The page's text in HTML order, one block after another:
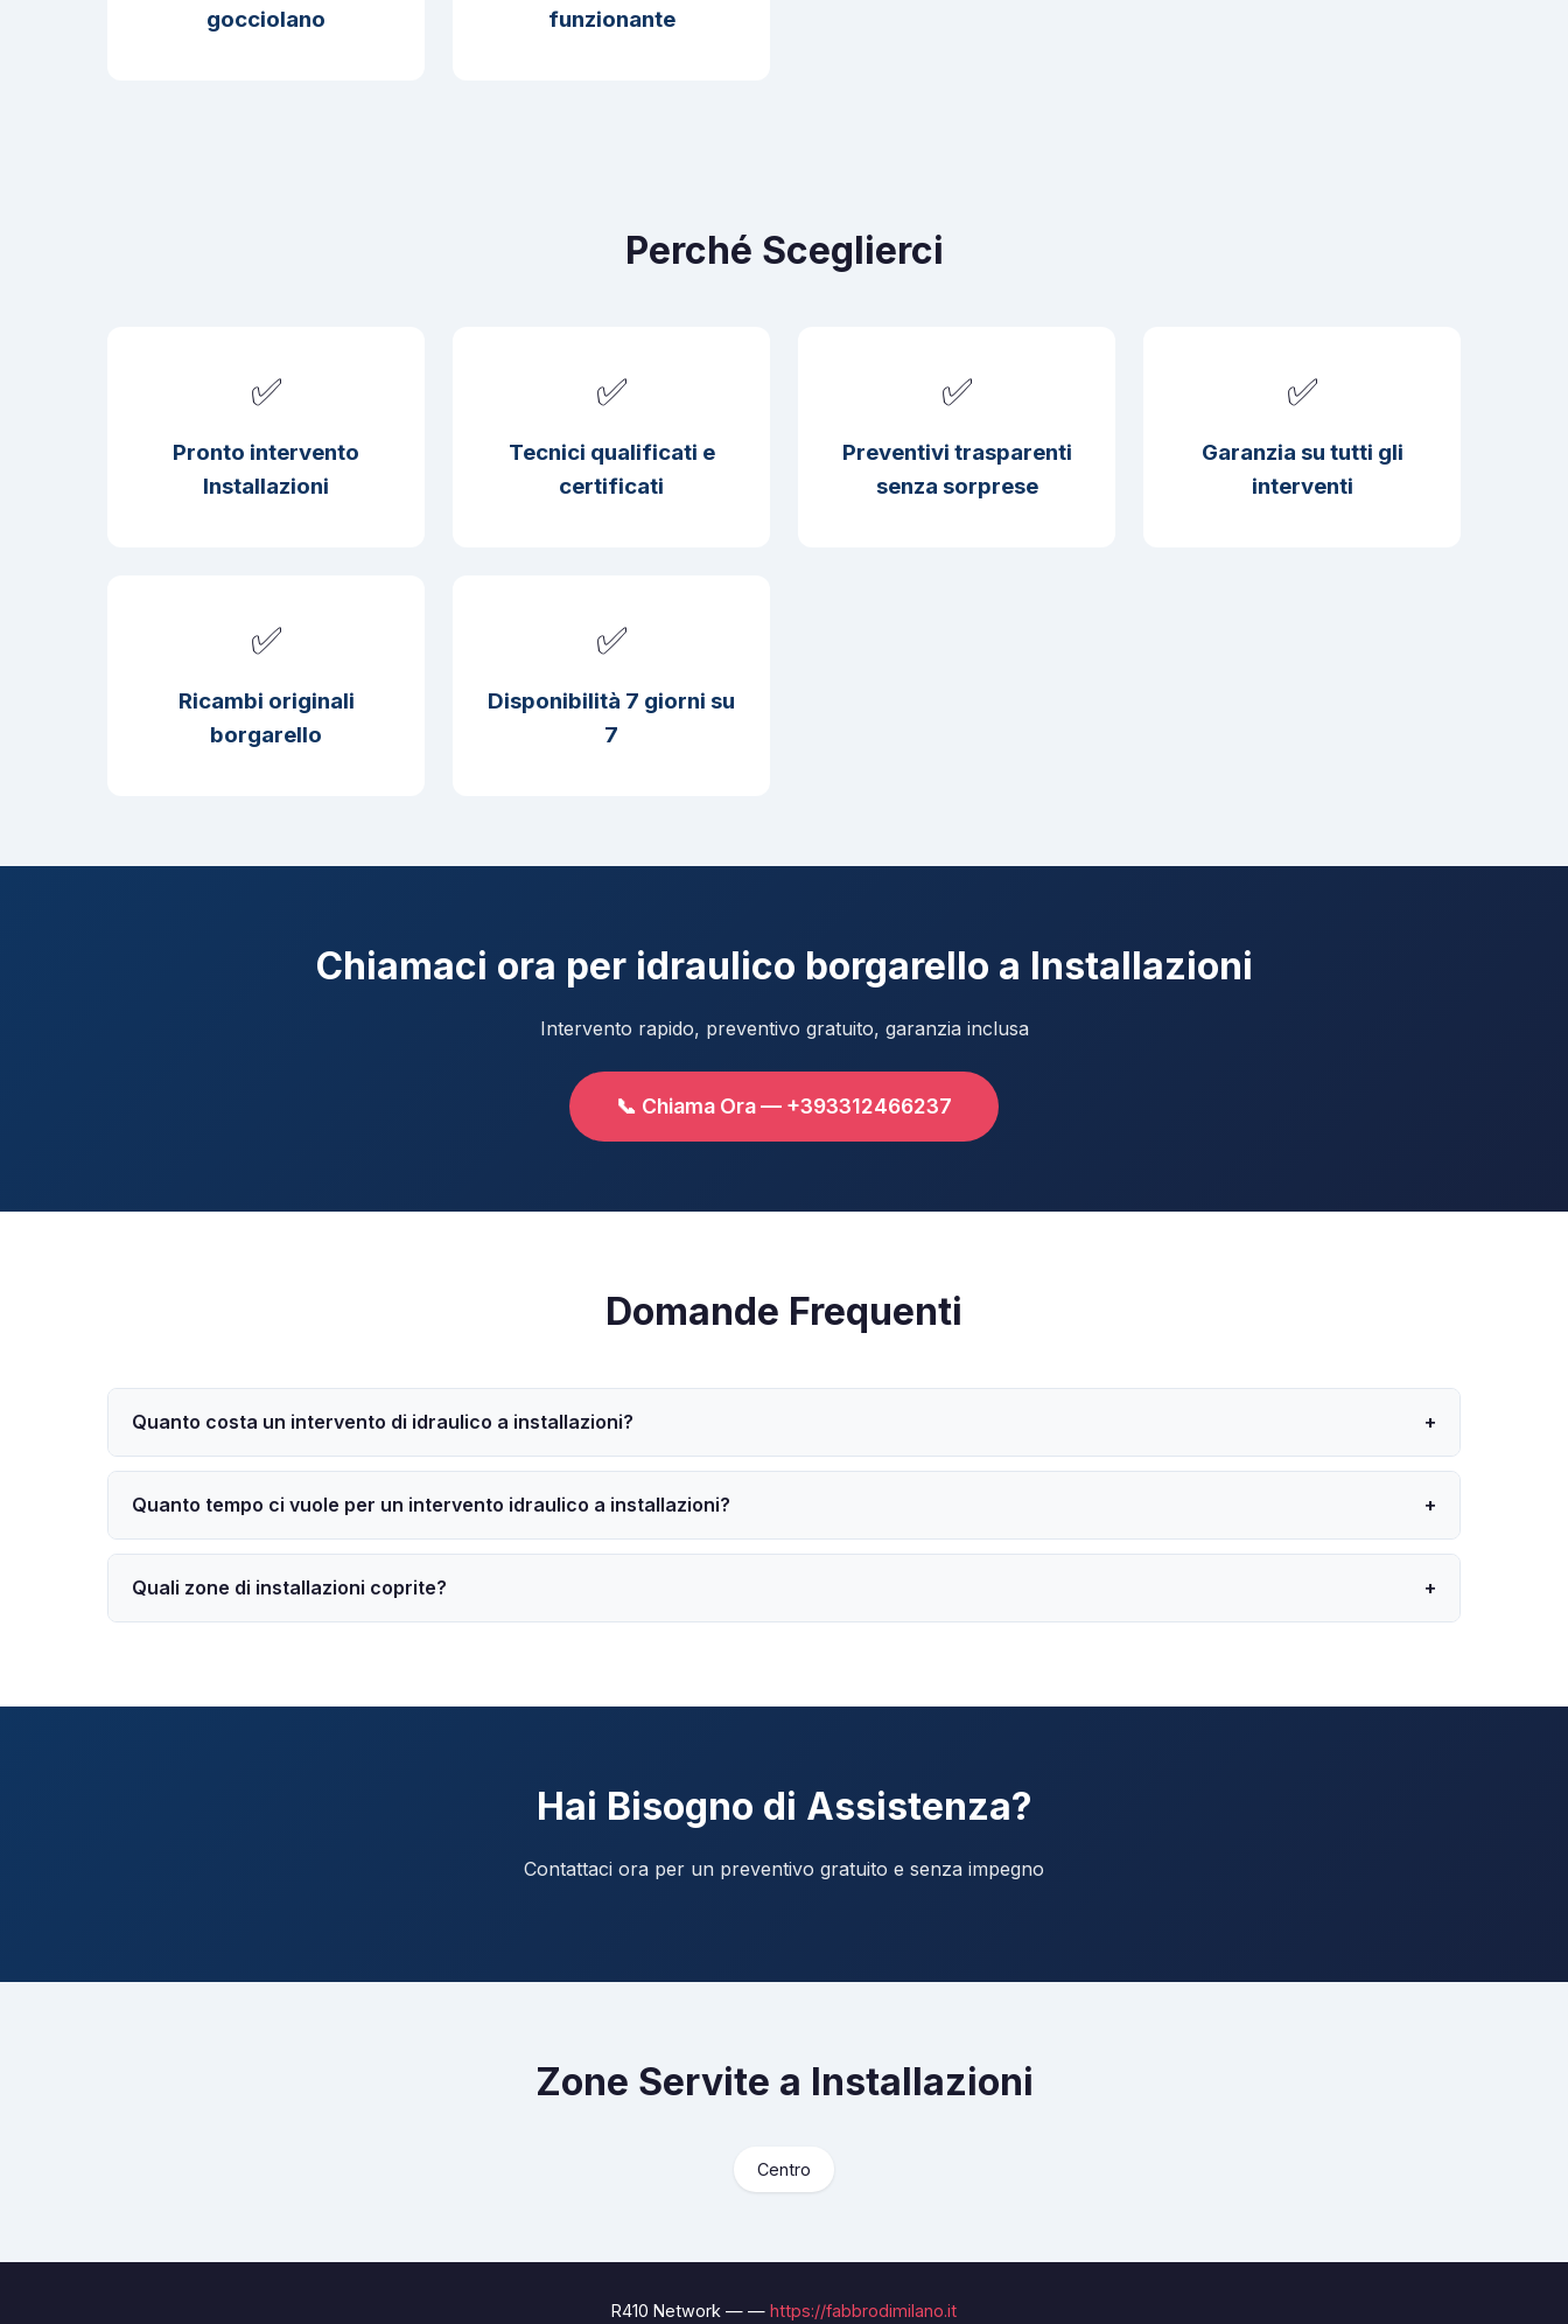
gocciolano
funzionante
Perché Sceglierci
✅
Pronto intervento
Installazioni
✅
Tecnici qualificati e
certificati
✅
Preventivi trasparenti
senza sorprese
✅
Garanzia su tutti gli
interventi
✅
Ricambi originali
borgarello
✅
Disponibilità 7 giorni su
7
Chiamaci ora per idraulico borgarello a Installazioni
Intervento rapido, preventivo gratuito, garanzia inclusa
📞 Chiama Ora — +393312466237
Domande Frequenti
Quanto costa un intervento di idraulico a installazioni? +
Quanto tempo ci vuole per un intervento idraulico a installazioni? +
Quali zone di installazioni coprite? +
Hai Bisogno di Assistenza?
Contattaci ora per un preventivo gratuito e senza impegno
Zone Servite a Installazioni
Centro
R410 Network — — https://fabbrodimilano.it